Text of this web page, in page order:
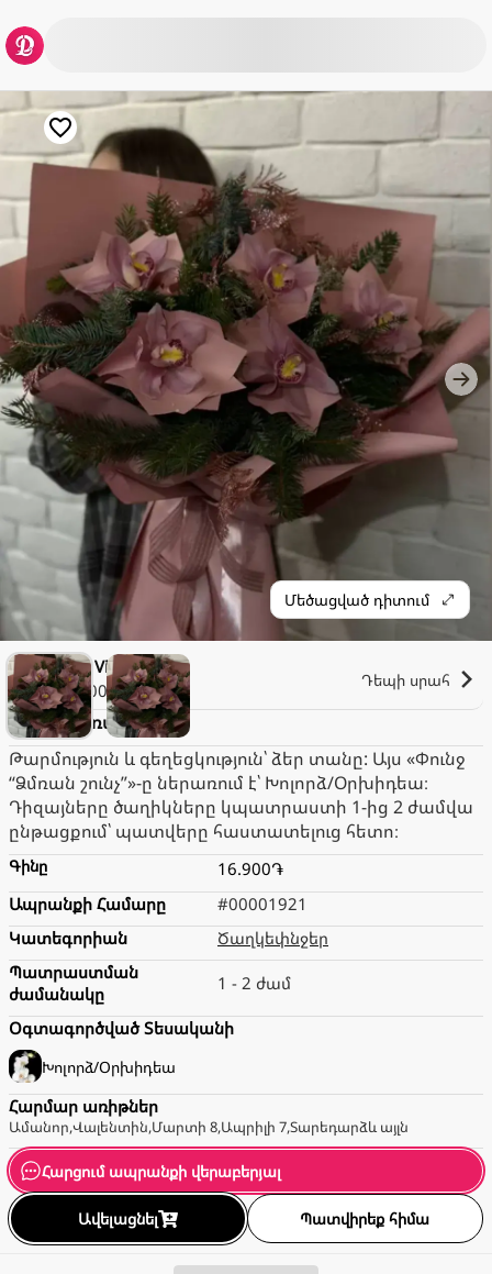
Մեծացված դիտում
Dolce Vita
1.000֏
Դեպի սրահ
Փունջ “Ձմռան շունչ”
Թարմություն և գեղեցկություն՝ ձեր տանը: Այս «Փունջ
“Ձմռան շունչ”»-ը ներառում է՝ Խոլորձ/Օրխիդեա։
Դիզայները ծաղիկները կպատրաստի 1-ից 2 ժամվա
ընթացքում՝ պատվերը հաստատելուց հետո։
Գինը
16.900֏
Ապրանքի Համարը
#00001921
Կատեգորիան
Ծաղկեփնջեր
Պատրաստման
ժամանակը
1 - 2 ժամ
Օգտագործված Տեսականի
Խոլորձ/Օրխիդեա
Հարմար առիթներ
Ամանոր,Վալենտին,Մարտի 8,Ապրիլի 7,Տարեդարձև այլն
Հարցում ապրանքի վերաբերյալ
Ավելացնել Պատվիրեք հիմա